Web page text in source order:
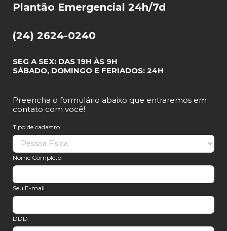
Plantão Emergencial 24h/7d
(24) 2624-0240
SEG A SEX: DAS 19H ÀS 9H
SÁBADO, DOMINGO E FERIADOS: 24H
Preencha o formulário abaixo que entraremos em
contato com você!
Tipo de cadastro
Nome Completo
Seu E-mail
DDD